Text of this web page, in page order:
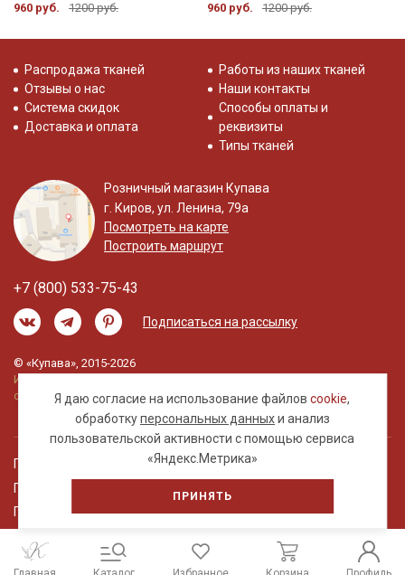
960 руб. 1200 руб. 960 руб. 1200 руб.
Я даю согласие на использование файловcookie,
обработкуперсональных данныхи анализ
пользовательской активности с помощью сервиса
«Яндекс.Метрика»
ПРИНЯТЬ
Распродажа тканей
Отзывы о нас
Система скидок
Доставка и оплата
Работы из наших тканей
Наши контакты
Способы оплаты и
реквизиты
Типы тканей
Розничный магазин Купава
г. Киров, ул. Ленина, 79а
Посмотреть на карте
Построить маршрут
+7 (800) 533-75-43
Подписаться на рассылку
© «Купава», 2015-2026
Информация на сайте не является публичной
офертой.
Правовая информация
Политика обработки персональных данных
Пользовательское соглашение
Ознакомлен(а) с Политикой обработки персональных
Согласие на обработку персональных
данных
ДаюСогласие на получение рекламных и